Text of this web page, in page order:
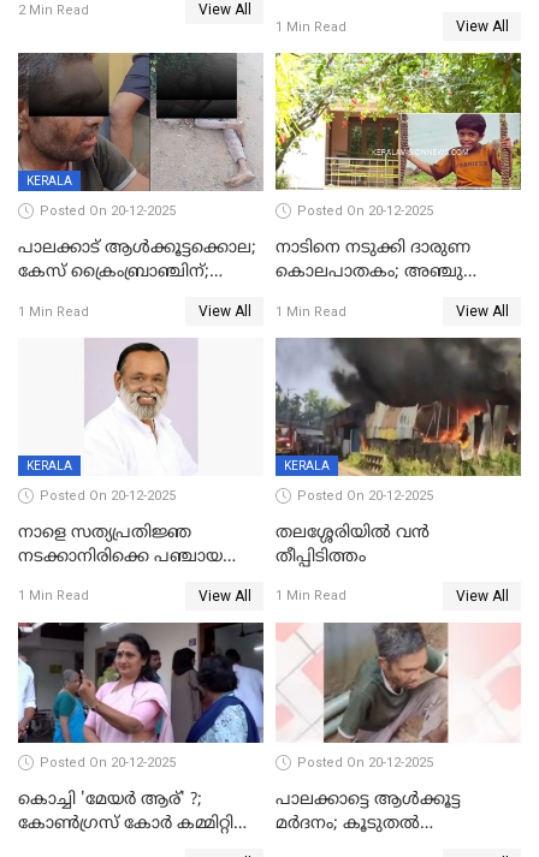
ഊർജ്ജിതമാക്കിമാക്കി
2 Min Read View All
മുഖ്യാതിഥിയായി
മോഹൻലാൽ
1 Min Read View All
KERALA
Posted On 20-12-2025
പാലക്കാട് ആൾക്കൂട്ടക്കൊല;
കേസ് ക്രൈംബ്രാഞ്ചിന്;
അന്വേഷിക്കും
1 Min Read View All
Posted On 20-12-2025
നാടിനെ നടുക്കി ദാരുണ
കൊലപാതകം; അഞ്ചു
കഴുത്തുഞെരിച്ച് കൊന്നു
1 Min Read View All
KERALA
Posted On 20-12-2025
നാളെ സത്യപ്രതിജ്ഞ
നടക്കാനിരിക്കെ പഞ്ചായത്ത്
1 Min Read View All
KERALA
Posted On 20-12-2025
തലശ്ശേരിയിൽ വൻ
തീപ്പിടിത്തം
1 Min Read View All
Posted On 20-12-2025
കൊച്ചി 'മേയർ ആര്' ?;
കോണ്‍ഗ്രസ് കോര്‍ കമ്മിറ്റി
Posted On 20-12-2025
പാലക്കാട്ടെ ആള്‍ക്കൂട്ട
മര്‍ദനം; കൂടുതല്‍